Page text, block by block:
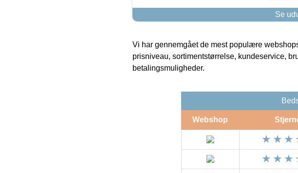
Se
Vi har gennemgået de mest populære
prisniveau, sortimentstørrelse, kundeservice,
betalingsmuligheder.
Webshop